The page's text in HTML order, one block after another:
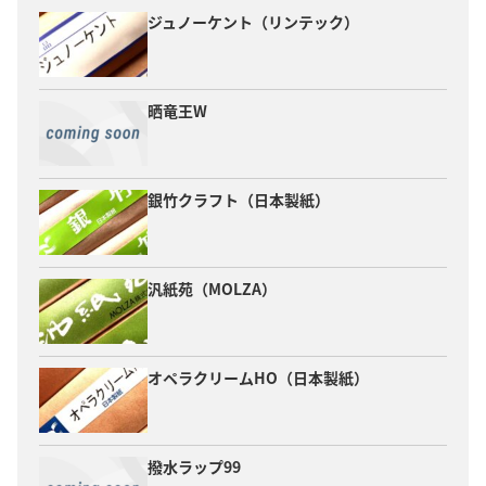
ジュノーケント（リンテック）
晒竜王W
銀竹クラフト（日本製紙）
汎紙苑（MOLZA）
オペラクリームHO（日本製紙）
撥水ラップ99